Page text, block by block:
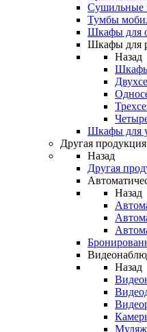
Сушильные
Тумбы
Шкафы для
Шкафы для
Назад
Шкафы
Шкафы для
Другая продукция
Назад
Другая
Назад
Назад